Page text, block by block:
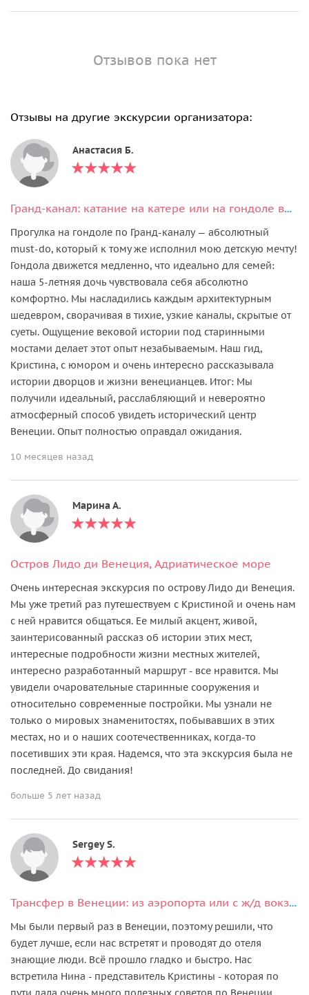
Отзывов пока нет
Отзывы на другие экскурсии организатора:
Анастасия Б.
Гранд-канал: катание на катере или на гондоле вместе с гидом
Прогулка на гондоле по Гранд-каналу — абсолютный
must-do, который к тому же исполнил мою детскую мечту!
Гондола движется медленно, что идеально для семей:
наша 5-летняя дочь чувствовала себя абсолютно
комфортно. Мы насладились каждым архитектурным
шедевром, сворачивая в тихие, узкие каналы, скрытые от
суеты. Ощущение вековой истории под старинными
мостами делает этот опыт незабываемым. Наш гид,
Кристина, с юмором и очень интересно рассказывала
истории дворцов и жизни венецианцев. Итог: Мы
получили идеальный, расслабляющий и невероятно
атмосферный способ увидеть исторический центр
Венеции. Опыт полностью оправдал ожидания.
10 месяцев назад
Марина А.
Остров Лидо ди Венеция, Адриатическое море
Очень интересная экскурсия по острову Лидо ди Венеция.
Мы уже третий раз путешествуем с Кристиной и очень нам
с ней нравится общаться. Ее милый акцент, живой,
заинтерисованный рассказ об истории этих мест,
интересные подробности жизни местных жителей,
интересно разработанный маршрут - все нравится. Мы
увидели очаровательные старинные сооружения и
относительно современные постройки. Мы узнали не
только о мировых знаменитостях, побывавших в этих
местах, но и о наших соотечественниках, когда-то
посетивших эти края. Надемся, что эта экскурсия была не
последней. До свидания!
больше 5 лет назад
Sergey S.
Трансфер в Венеции: из аэропорта или с ж/д вокзала
Мы были первый раз в Венеции, поэтому решили, что
будет лучше, если нас встретят и проводят до отеля
знающие люди. Всё прошло гладко и быстро. Нас
встретила Нина - представитель Кристины - которая по